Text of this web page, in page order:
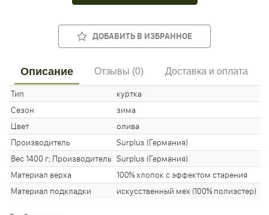
ДОБАВИТЬ В ИЗБРАННОЕ
Описание Отзывы (0) Доставка и оплата
Тип
куртка
Сезон
зима
Цвет
олива
Производитель
Surplus (Германия)
Вес 1400 г; Производитель Surplus (Германия)
Материал верха
100% хлопок с эффектом старения
Материал подкладки
искусственный мех (100% полиэстер)